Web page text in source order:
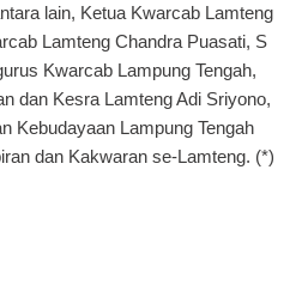
lain, Ketua Kwarcab Lamteng
Lamteng Chandra Puasati, S
Kwarcab Lampung Tengah,
dan Kesra Lamteng Adi Sriyono,
Kebudayaan Lampung Tengah
dan Kakwaran se-Lamteng. (*)